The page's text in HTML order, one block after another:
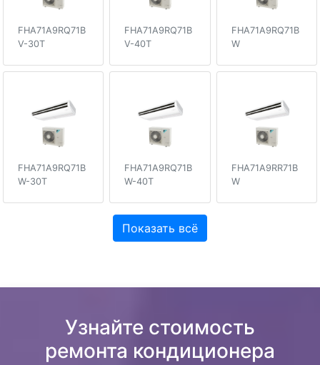
FHA71A9RQ71B
V-30T
FHA71A9RQ71B
V-40T
FHA71A9RQ71B
W
FHA71A9RQ71B
W-30T
FHA71A9RQ71B
W-40T
FHA71A9RR71B
W
Показать всё
Узнайте стоимость
ремонта кондиционера